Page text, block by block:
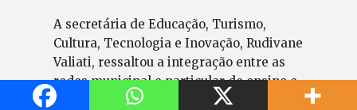
A secretária de Educação, Turismo,
Cultura, Tecnologia e Inovação, Rudivane
Valiati, ressaltou a integração entre as
redes municipal e particular de ensino e
afirmou que a competição simboliza o